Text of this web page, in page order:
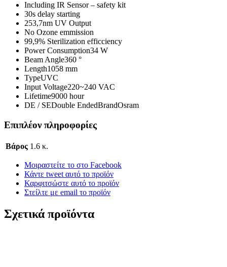
Including IR Sensor – safety kit
30s delay starting
253,7nm UV Output
No Ozone emmission
99,9% Sterilization efficciency
Power Consumption34 W
Beam Angle360 °
Length1058 mm
TypeUVC
Input Voltage220~240 VAC
Lifetime9000 hour
DE / SEDouble EndedBrandOsram
Επιπλέον πληροφορίες
Βάρος 1.6 κ.
Μοιραστείτε το στο Facebook
Κάντε tweet αυτό το προϊόν
Καρφιτσώστε αυτό το προϊόν
Στείλτε με email το προϊόν
Σχετικά προϊόντα